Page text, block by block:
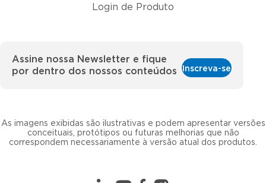
Login de Produto
As imagens exibidas são ilustrativas e podem apresentar versões
conceituais, protótipos ou futuras melhorias que não
correspondem necessariamente à versão atual dos produtos.
Assine nossa Newsletter e fique
por dentro dos nossos conteúdos
Inscreva-se